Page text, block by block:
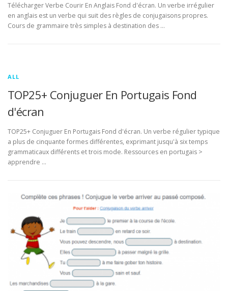
Télécharger Verbe Courir En Anglais Fond d'écran. Un verbe irrégulier
en anglais est un verbe qui suit des règles de conjugaisons propres.
Cours de grammaire très simples à destination des …
ALL
TOP25+ Conjuguer En Portugais Fond
d'écran
TOP25+ Conjuguer En Portugais Fond d'écran. Un verbe régulier typique
a plus de cinquante formes différentes, exprimant jusqu'à six temps
grammaticaux différents et trois mode. Ressources en portugais >
apprendre …